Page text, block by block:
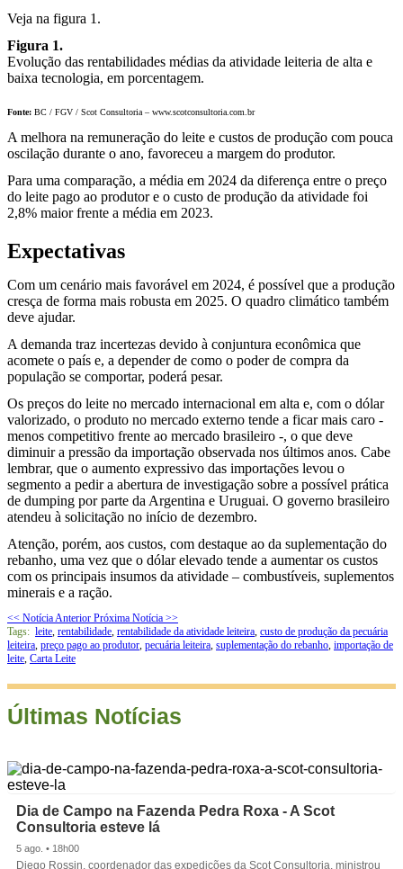
Veja na figura 1.
Figura 1.
Evolução das rentabilidades médias da atividade leiteria de alta e
baixa tecnologia, em porcentagem.
Fonte: BC / FGV / Scot Consultoria – www.scotconsultoria.com.br
A melhora na remuneração do leite e custos de produção com pouca
oscilação durante o ano, favoreceu a margem do produtor.
Para uma comparação, a média em 2024 da diferença entre o preço
do leite pago ao produtor e o custo de produção da atividade foi
2,8% maior frente a média em 2023.
Expectativas
Com um cenário mais favorável em 2024, é possível que a produção
cresça de forma mais robusta em 2025. O quadro climático também
deve ajudar.
A demanda traz incertezas devido à conjuntura econômica que
acomete o país e, a depender de como o poder de compra da
população se comportar, poderá pesar.
Os preços do leite no mercado internacional em alta e, com o dólar
valorizado, o produto no mercado externo tende a ficar mais caro -
menos competitivo frente ao mercado brasileiro -, o que deve
diminuir a pressão da importação observada nos últimos anos. Cabe
lembrar, que o aumento expressivo das importações levou o
segmento a pedir a abertura de investigação sobre a possível prática
de dumping por parte da Argentina e Uruguai. O governo brasileiro
atendeu à solicitação no início de dezembro.
Atenção, porém, aos custos, com destaque ao da suplementação do
rebanho, uma vez que o dólar elevado tende a aumentar os custos
com os principais insumos da atividade – combustíveis, suplementos
minerais e a ração.
<< Notícia Anterior Próxima Notícia >>
Tags: leite rentabilidade rentabilidade da atividade leiteira custo de produção da pecuária
leiteira preço pago ao produtor pecuária leiteira suplementação do rebanho importação de
leite Carta Leite
Últimas Notícias
Dia de Campo na Fazenda Pedra Roxa - A Scot
Consultoria esteve lá
5 ago. • 18h00
Diego Rossin, coordenador das expedições da Scot Consultoria, ministrou